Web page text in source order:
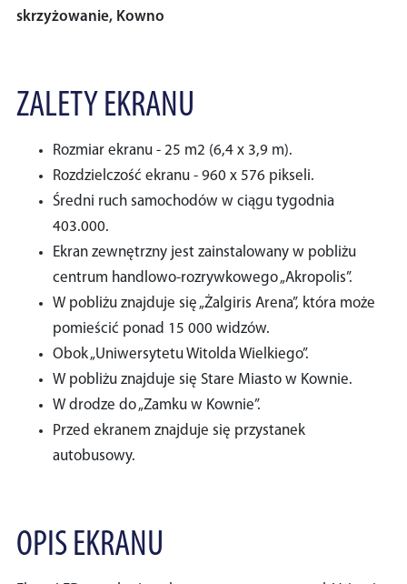
skrzyżowanie, Kowno
ZALETY EKRANU
Rozmiar ekranu - 25 m2 (6,4 x 3,9 m).
Rozdzielczość ekranu - 960 x 576 pikseli.
Średni ruch samochodów w ciągu tygodnia
403.000.
Ekran zewnętrzny jest zainstalowany w pobliżu
centrum handlowo-rozrywkowego „Akropolis”.
W pobliżu znajduje się „Żalgiris Arena”, która może
pomieścić ponad 15 000 widzów.
Obok „Uniwersytetu Witolda Wielkiego”.
W pobliżu znajduje się Stare Miasto w Kownie.
W drodze do „Zamku w Kownie”.
Przed ekranem znajduje się przystanek
autobusowy.
OPIS EKRANU